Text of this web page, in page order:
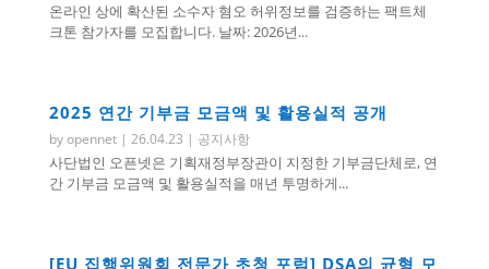
온라인 상에 확산된 소수자 혐오 허위정보를 검증하는 팩트체
크톤 참가자를 모집합니다. 날짜: 2026년...
2025 연간 기부금 모금액 및 활용실적 공개
byopennet| 26.04.23 | 공지사항
사단법인 오픈넷은 기획재정부장관이 지정한 기부금단체로, 연
간 기부금 모금액 및 활용실적을 매년 투명하게...
[EU 집행위원회 전문가 초청 포럼] DSA의 균형 모